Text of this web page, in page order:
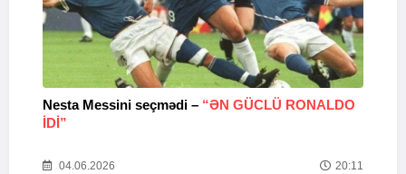
Nesta Messini seçmədi – “ƏN GÜCLÜ RONALDO
IDI”
04.06.2026 20:11